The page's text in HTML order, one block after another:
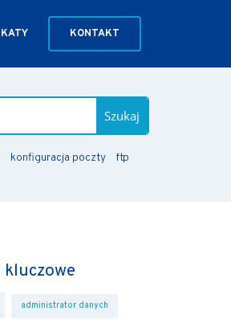
KONTAKT
Szukaj
konfiguracja poczty ftp
kluczowe
administrator danych